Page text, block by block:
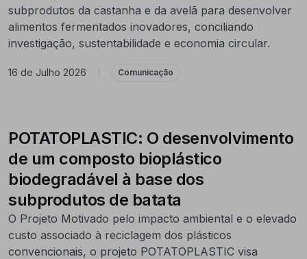
subprodutos da castanha e da avelã para desenvolver
alimentos fermentados inovadores, conciliando
investigação, sustentabilidade e economia circular.
16 de Julho 2026 Comunicação
POTATOPLASTIC: O desenvolvimento
de um composto bioplástico
biodegradável à base dos
subprodutos de batata
O Projeto Motivado pelo impacto ambiental e o elevado
custo associado à reciclagem dos plásticos
convencionais, o projeto POTATOPLASTIC visa